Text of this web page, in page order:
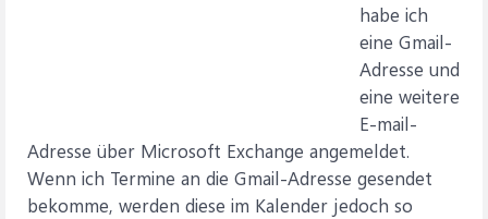
habe ich
eine Gmail-
Adresse und
eine weitere
E-mail-
Adresse über Microsoft Exchange angemeldet.
Wenn ich Termine an die Gmail-Adresse gesendet
bekomme, werden diese im Kalender jedoch so